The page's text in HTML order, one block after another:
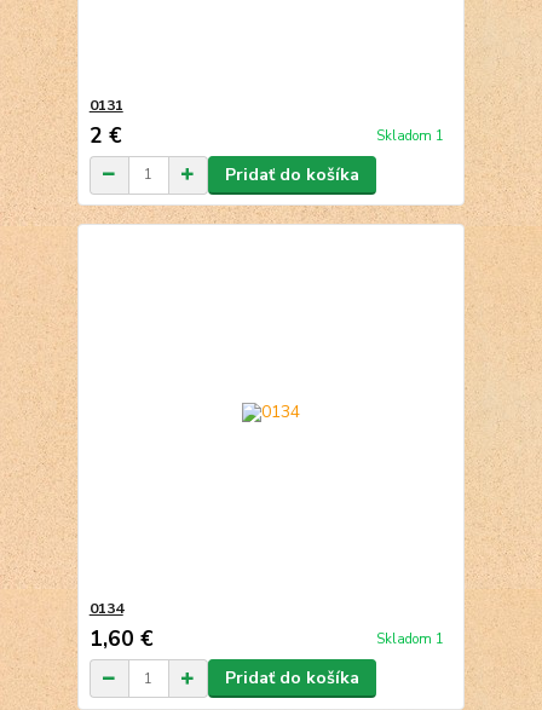
0131
2 € Skladom 1
Pridať do košíka
0134
1,60 € Skladom 1
Pridať do košíka